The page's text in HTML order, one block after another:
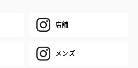
店舗
メンズ